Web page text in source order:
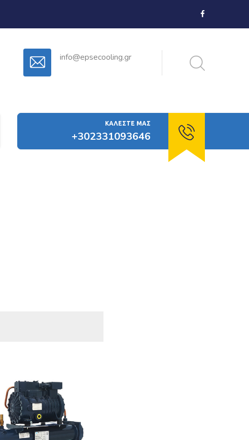
info@epsecooling.gr
ΚΑΛΈΣΤΕ ΜΑΣ
+302331093646